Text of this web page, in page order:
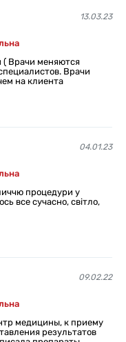
13.03.23
( Врачи меняются
Врачи
на клиента
04.01.23
процедури у
все сучасно, світло,
09.02.22
медицины, к приему
результатов